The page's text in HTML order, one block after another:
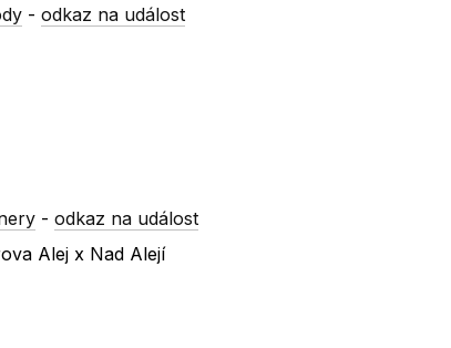
-odkaz na událost
-odkaz na událost
Alej x Nad Alejí